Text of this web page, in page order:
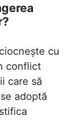
cu
conflict
care să
adoptă